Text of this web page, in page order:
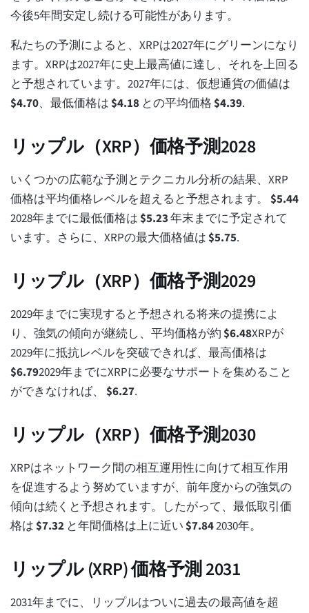
今後5年間安定し続ける可能性があります。
私たちの予測によると、XRPは2027年にグリーンになり
ます。XRPは2027年に史上最高値に達し、それを上回る
と予想されています。2027年には、仮想通貨の価値は
$4.70、最低価格は$4.18 との平均価格$4.39.
リップル（XRP）価格予測2028
いくつかの広範な予測とテクニカル分析の結果、XRP
価格は平均価格レベルを超えると予想されます。 $5.44
2028年までに最低価格は$5.23年末までに予定されて
います。さらに、XRPの最大価格値は$5.75.
リップル（XRP）価格予測2029
2029年までに実現すると予想される将来の提携によ
り、強気の傾向が継続し、平均価格が約$6.48XRPが
2029年に抵抗レベルを突破できれば、最高価格は
$6.792029年までにXRPに必要なサポートを集めること
ができなければ、 $6.27.
リップル（XRP）価格予測2030
XRPはネットワーク間の相互運用性に向けて相互作用
を促進するよう努めていますが、前年度からの強気の
傾向は続くと予想されます。したがって、最低取引価
格は$7.32 と年間価格は上に近い$7.842030年。
リップル (XRP) 価格予測 2031
2031年までに、リップルはついに過去の最高値を超